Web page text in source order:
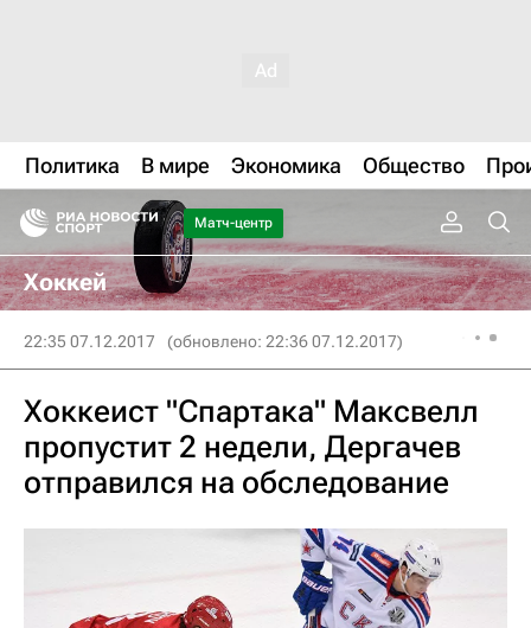
Политика В мире Экономика Общество
Матч-центр
Хоккей
22:35 07.12.2017 (обновлено: 22:36 07.12.2017)
Хоккеист "Спартака" Максвелл
пропустит 2 недели, Дергачев
отправился на обследование